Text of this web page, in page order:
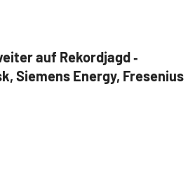
auf Rekordjagd ‑
Siemens Energy, Fresenius